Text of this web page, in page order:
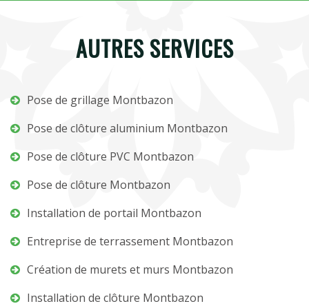
AUTRES SERVICES
Pose de grillage Montbazon
Pose de clôture aluminium Montbazon
Pose de clôture PVC Montbazon
Pose de clôture Montbazon
Installation de portail Montbazon
Entreprise de terrassement Montbazon
Création de murets et murs Montbazon
Installation de clôture Montbazon